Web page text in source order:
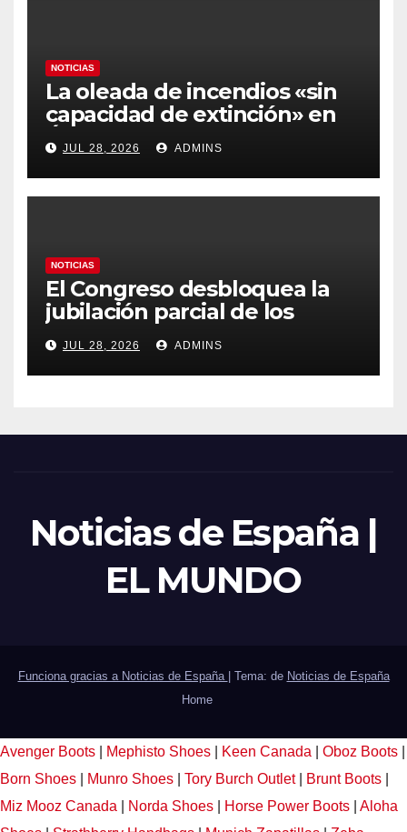
NOTICIAS
La oleada de incendios «sin
capacidad de extinción» en
Ávila y al oeste de Madrid
obliga a declarar la
emergencia nacional
JUL 28, 2026 ADMINS
NOTICIAS
El Congreso desbloquea la
jubilación parcial de los
trabajadores laborales del
sector público
JUL 28, 2026 ADMINS
Noticias de España |
EL MUNDO
Funciona gracias a Noticias de España Tema: de Noticias de España
Home
Avenger Boots Mephisto Shoes Keen Canada Oboz Boots
Born Shoes
Munro Shoes Tory Burch Outlet Brunt Boots
Miz Mooz Canada
Norda Shoes Horse Power Boots
Aloha